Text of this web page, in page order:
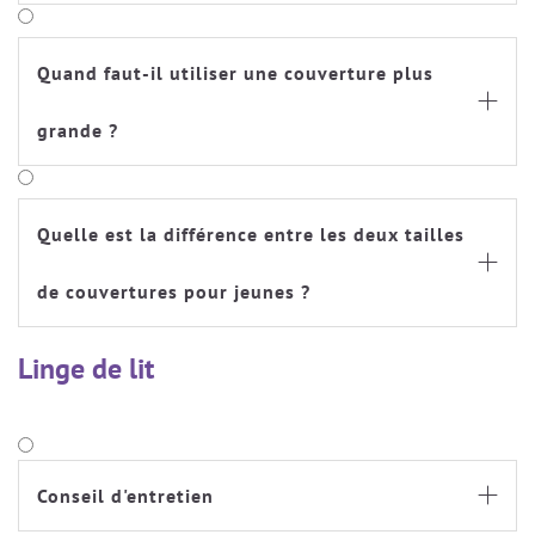
Quand faut-il utiliser une couverture plus
grande ?

Quelle est la différence entre les deux tailles
de couvertures pour jeunes ?

Linge de lit
Conseil d'entretien 